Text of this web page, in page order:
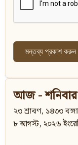
আজ - শনিবার
২৩ শ্রাবণ, ১৪৩৩
৮ আগস্ট, ২০২৬